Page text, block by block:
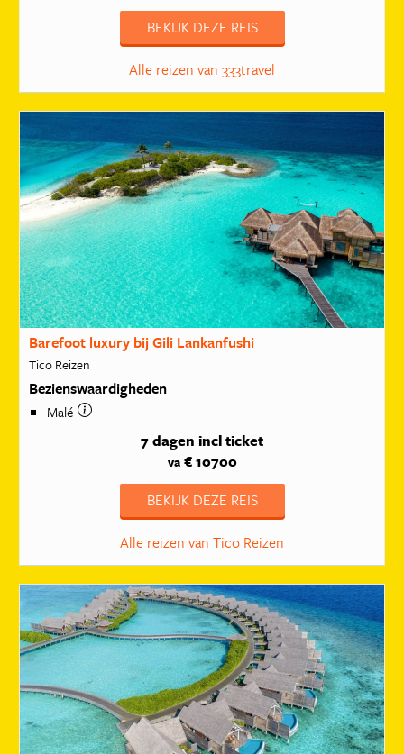
BEKIJK DEZE REIS
Alle reizen van 333travel
Barefoot luxury bij Gili Lankanfushi
Tico Reizen
Bezienswaardigheden
Malé
7 dagen incl ticket
va€ 10700
BEKIJK DEZE REIS
Alle reizen van Tico Reizen